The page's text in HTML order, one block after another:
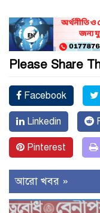
Please Share
Facebook
Linkedin
Pinterest
আরো খবর »